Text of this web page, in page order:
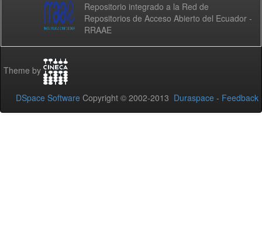
Repositorio integrado a la Red de
Repositorios de Acceso Abierto del Ecuador -
RRAAE
Theme by
DSpace Software Copyright © 2002-2013 Duraspace - Feedback